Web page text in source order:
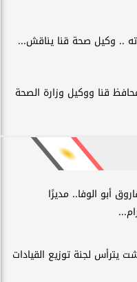
.. وكيل صحة قنا يناقش...
قنا ووكيل وزارة الصحة
أبو الوفا.. مديرًا
يترأس لجنة توزيع القيادات